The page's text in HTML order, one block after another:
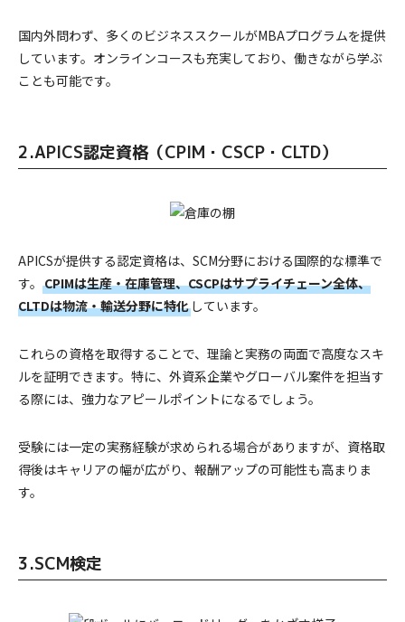
国内外問わず、多くのビジネススクールがMBAプログラムを提供
しています。オンラインコースも充実しており、働きながら学ぶ
ことも可能です。
2.APICS認定資格（CPIM・CSCP・CLTD）
APICSが提供する認定資格は、SCM分野における国際的な標準で
す。 CPIMは生産・在庫管理、CSCPはサプライチェーン全体、
CLTDは物流・輸送分野に特化 しています。
これらの資格を取得することで、理論と実務の両面で高度なスキ
ルを証明できます。特に、外資系企業やグローバル案件を担当す
る際には、強力なアピールポイントになるでしょう。
受験には一定の実務経験が求められる場合がありますが、資格取
得後はキャリアの幅が広がり、報酬アップの可能性も高まりま
す。
3.SCM検定